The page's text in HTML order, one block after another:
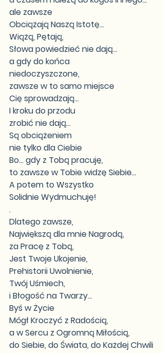
ale zawsze
Obciążają Naszą Istotę...
Wiążą, Pętają,
Słowa powiedzieć nie dają...
a gdy do końca
niedoczyszczone,
zawsze w to samo miejsce
Cię sprowadzają...
I kroku do przodu
zrobić nie dają...
Są obciążeniem
nie tylko dla Ciebie
Bo... gdy z Tobą pracuję,
to zawsze w Tobie widzę Siebie...
A potem to Wszystko
Solidnie Wydmuchuję!
.
Dlatego zawsze,
Największą dla mnie Nagrodą,
za Pracę z Tobą,
Jest Twoje Ukojenie,
Prehistorii Uwolnienie,
Twój Uśmiech,
i Błogość na Twarzy...
Byś w Życie
Mógł Kroczyć z Radością,
a w Sercu z Ogromną Miłością,
do Siebie, do Świata, do Każdej Chwili